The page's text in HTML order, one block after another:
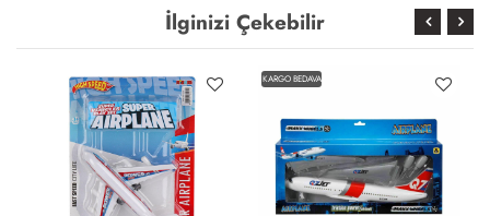
İlginizi Çekebilir
KARGO BEDAVA